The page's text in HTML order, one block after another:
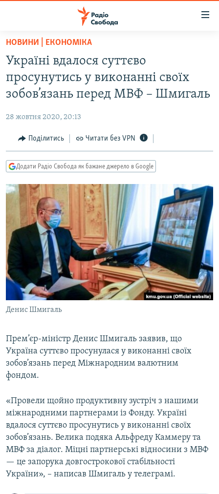
Перейти
основного
матеріалу
Перейти
до
основної
Перейти
до
пошуку
ВСЕ ЗА ДОБУ
СТАТТІ
СУСПІЛЬСТВО
УКРАЇНА
РОСІЙСЬКА «ФІЛЬТРАЦІЯ»
ДОНБАС.РЕАЛІЇ
ТИ ЯК?
СХЕМИ
ПРИАЗОВ’Я
КИТАЙ.ВИКЛИКИ
МУЛЬТИМЕДІА
СПЕЦПРОЄКТИ
ПОДКАСТИ
РУС
УКР
КТАТ
ДОЛУЧАЙСЯ!
Усі сайти RFE/RL
НОВИНИ | ЕКОНОМІКА
Україні вдалося суттєво
просунутись у виконанні своїх
зобов’язань перед МВФ – Шмигаль
28 жовтня 2020, 20:13
Поділитись Читати без VPN
Додати Радіо Свобода як бажане джерело в Google
Денис Шмигаль
Прем’єр-міністр Денис Шмигаль заявив, що
Україна суттєво просунулася у виконанні своїх
зобов’язань перед Міжнародним валютним
фондом.
«Провели щойно продуктивну зустріч з нашими
міжнародними партнерами із Фонду. Україні
вдалося суттєво просунутись у виконанні своїх
зобов’язань. Велика подяка Альфреду Каммеру та
МВФ за діалог. Міцні партнерські відносини з МВФ
— це запорука довгострокової стабільності
України», – написав Шмигаль у телеграмі.